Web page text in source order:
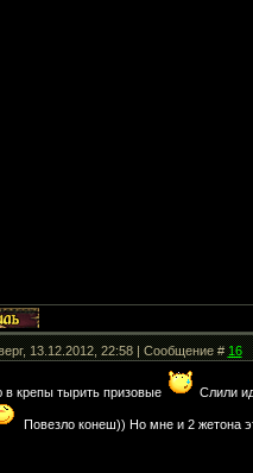
13.12.2012, 22:58 | Сообщение #16
в крепы тырить призовые Слили
Повезло конеш)) Но мне и 2 жетона